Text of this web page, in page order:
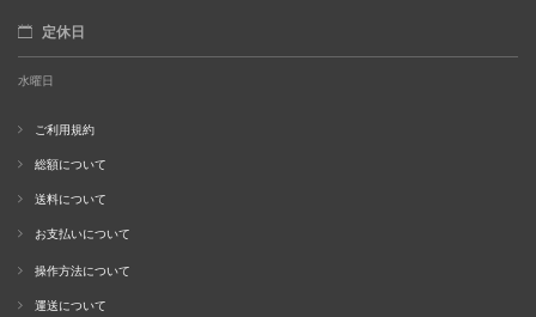
定休日
水曜日
ご利用規約
総額について
送料について
お支払いについて
操作方法について
運送について